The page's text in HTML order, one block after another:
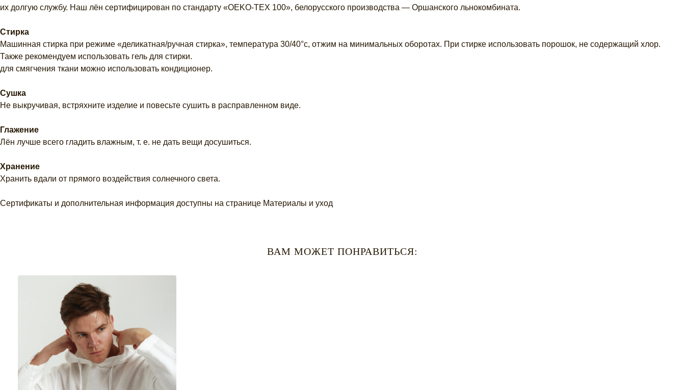
их долгую службу. Наш лён сертифицирован по стандарту «OEKO-TEX 100», белорусского производства — Оршанского льнокомбината.
Стирка
Машинная стирка при режиме «деликатная/ручная стирка», температура 30/40°c, отжим на минимальных оборотах. При стирке использовать порошок, не содержащий хлор.
Также рекомендуем использовать гель для стирки.
для смягчения ткани можно использовать кондиционер.
Сушка
Не выкручивая, встряхните изделие и повесьте сушить в расправленном виде.
Глажение
Лён лучше всего гладить влажным, т. е. не дать вещи досушиться.
Хранение
Хранить вдали от прямого воздействия солнечного света.
Сертификаты и дополнительная информация доступны на странице Материалы и уход
ВАМ МОЖЕТ ПОНРАВИТЬСЯ: